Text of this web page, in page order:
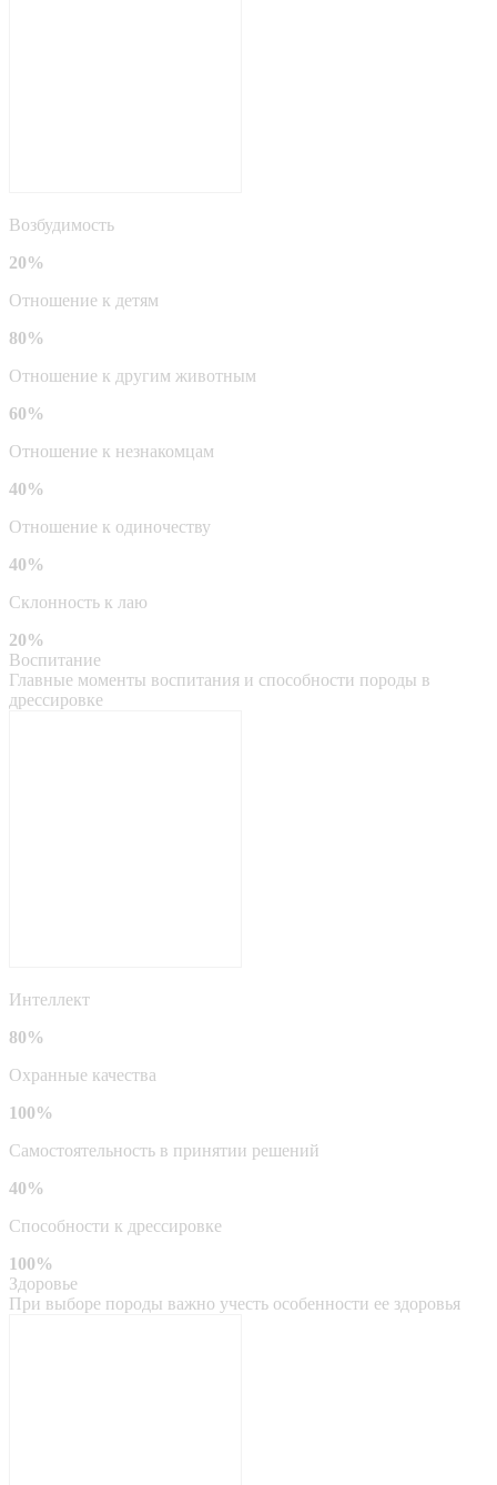
Возбудимость
20%
Отношение к детям
80%
Отношение к другим животным
60%
Отношение к незнакомцам
40%
Отношение к одиночеству
40%
Склонность к лаю
20%
Воспитание
Главные моменты воспитания и способности породы в
дрессировке
Интеллект
80%
Охранные качества
100%
Самостоятельность в принятии решений
40%
Способности к дрессировке
100%
Здоровье
При выборе породы важно учесть особенности ее здоровья